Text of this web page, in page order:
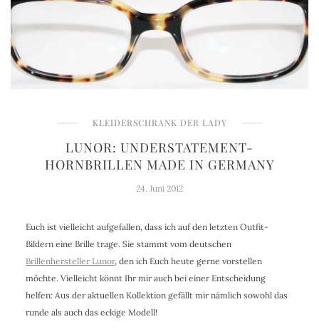
KLEIDERSCHRANK DER LADY
LUNOR: UNDERSTATEMENT-
HORNBRILLEN MADE IN GERMANY
24. Juni 2012
Euch ist vielleicht aufgefallen, dass ich auf den letzten Outfit-
Bildern eine Brille trage. Sie stammt vom deutschen
Brillenhersteller Lunor, den ich Euch heute gerne vorstellen
möchte. Vielleicht könnt Ihr mir auch bei einer Entscheidung
helfen: Aus der aktuellen Kollektion gefällt mir nämlich sowohl das
runde als auch das eckige Modell!